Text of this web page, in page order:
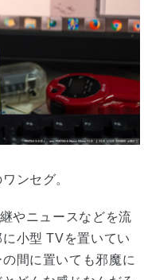
ンセグ。
やニュースなどを流
小型 TVを置いてい
間に置いても邪魔に